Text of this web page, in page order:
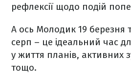
рефлексії щодо подій
А ось Молодик 19 березня
серп – це ідеальний час
у життя планів, активних
тощо.